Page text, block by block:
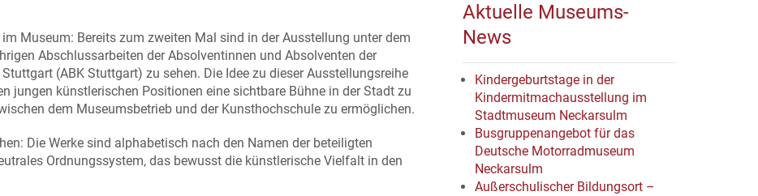
Museum: Bereits zum zweiten Mal sind in der Ausstellung unter dem
Abschlussarbeiten der Absolventinnen und Absolventen der
(ABK Stuttgart) zu sehen. Die Idee zu dieser Ausstellungsreihe
jungen künstlerischen Positionen eine sichtbare Bühne in der Stadt zu
dem Museumsbetrieb und der Kunsthochschule zu ermöglichen.
Die Werke sind alphabetisch nach den Namen der beteiligten
Ordnungssystem, das bewusst die künstlerische Vielfalt in den
Aktuelle Museums-
News
Kindergeburtstage in der
Kindermitmachausstellung im
Stadtmuseum Neckarsulm
Busgruppenangebot für das
Deutsche Motorradmuseum
Neckarsulm
Außerschulischer Bildungsort –